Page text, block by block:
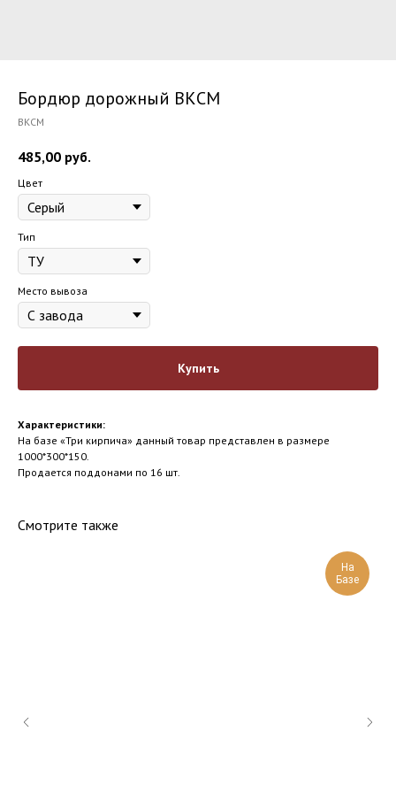
Бордюр дорожный ВКСМ
ВКСМ
485,00 руб.
Цвет
Тип
Место вывоза
Купить
Характеристики:
На базе «Три кирпича» данный товар представлен в размере
1000*300*150.
Продается поддонами по 16 шт.
Смотрите также
На
Базе